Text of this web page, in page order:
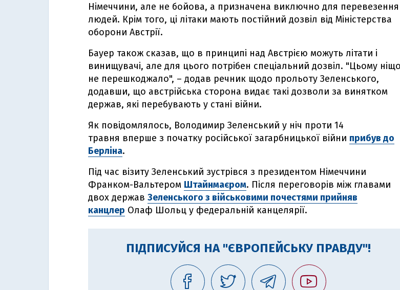
Німеччини, але не бойова, а призначена виключно для перевезення
людей. Крім того, ці літаки мають постійний дозвіл від Міністерства
оборони Австрії.
Бауер також сказав, що в принципі над Австрією можуть літати і
винищувачі, але для цього потрібен спеціальний дозвіл. "Цьому ніщо
не перешкоджало", – додав речник щодо прольоту Зеленського,
додавши, що австрійська сторона видає такі дозволи за винятком
держав, які перебувають у стані війни.
Як повідомлялось, Володимир Зеленський у ніч проти 14
травня вперше з початку російської загарбницької війни прибув до
Берліна.
Під час візиту Зеленський зустрівся з президентом Німеччини
Франком-Вальтером Штайнмаєром. Після переговорів між главами
двох держав Зеленського з військовими почестями прийняв
канцлер Олаф Шольц у федеральній канцелярії.
ПІДПИСУЙСЯ НА "ЄВРОПЕЙСЬКУ ПРАВДУ"!